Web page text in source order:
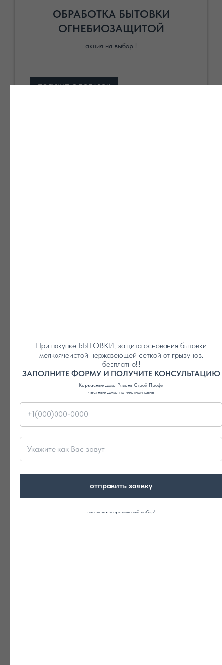
ОБРАБОТКА БЫТОВКИ
ОГНЕБИОЗАЩИТОЙ
акция на выбор !
.
ПОЛУЧИТЬ В ПОДАРОК
ЗАЩИТА ОСНОВАНИЯ ОТ
При покупке БЫТОВКИ, защита основания бытовки
мелкоячеистой нержавеющей сеткой от грызунов,
бесплатно!!!
ЗАПОЛНИТЕ ФОРМУ И ПОЛУЧИТЕ КОНСУЛЬТАЦИЮ
Каркасные дома Рязань Строй Профи
честные дома по честной цене
отправить заявку
вы сделали правильный выбор!